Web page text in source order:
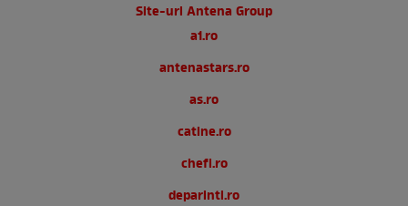
Site-uri Antena Group
a1.ro
antenastars.ro
as.ro
catine.ro
chefi.ro
deparinti.ro